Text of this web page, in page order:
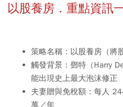
以股養房．重點資訊
策略名稱： 以股養房（將
觸發背景： 鄧特（Harry
能出現史上最大泡沫修正
夫妻贈與免稅額： 每人
萬／年